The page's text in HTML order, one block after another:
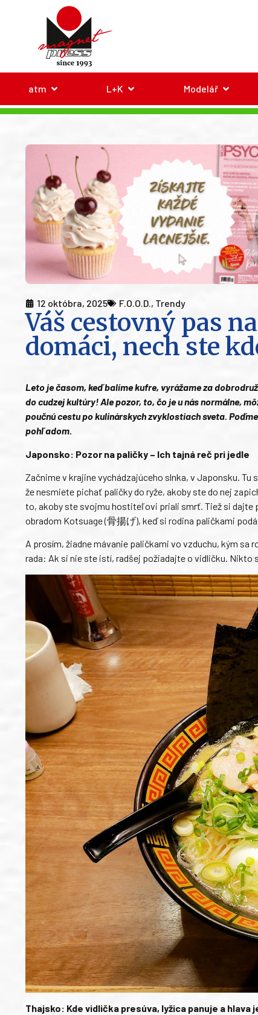
atm L+K Modelář
12 októbra, 2025 F.O.O.D., Trendy
Váš cestovný pas
domáci, nech ste
Leto je časom, keď balíme kufre, vyrážame za
do cudzej kultúry! Ale pozor, to, čo je u nás normálne,
poučnú cestu po kulinárskych zvyklostiach sveta.
pohľadom.
Japonsko: Pozor na paličky – Ich tajná reč pri jedle
Začnime v krajine vychádzajúceho slnka, v Japonsku.
že nesmiete pichať paličky do ryže, akoby ste do nej
to, akoby ste svojmu hostiteľovi priali smrť. Tiež si dajte
obradom Kotsuage (骨揚げ), keď si rodina paličkami
A prosím, žiadne mávanie paličkami vo vzduchu, kým sa
rada: Ak si nie ste istí, radšej požiadajte o vidličku. Nikto
Thajsko: Kde vidlička presúva, lyžica panuje a hlava